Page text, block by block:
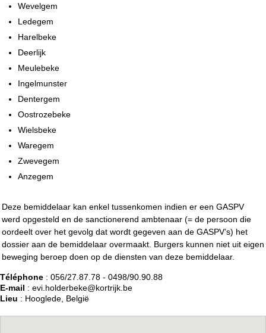
Wevelgem
Ledegem
Harelbeke
Deerlijk
Meulebeke
Ingelmunster
Dentergem
Oostrozebeke
Wielsbeke
Waregem
Zwevegem
Anzegem
Deze bemiddelaar kan enkel tussenkomen indien er een GASPV
werd opgesteld en de sanctionerend ambtenaar (= de persoon die
oordeelt over het gevolg dat wordt gegeven aan de GASPV’s) het
dossier aan de bemiddelaar overmaakt. Burgers kunnen niet uit eigen
beweging beroep doen op de diensten van deze bemiddelaar.
Téléphone : 056/27.87.78 - 0498/90.90.88
E-mail : evi.holderbeke@kortrijk.be
Lieu : Hooglede, België